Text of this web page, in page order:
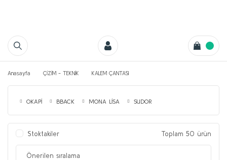
Anasayfa ÇİZİM - TEKNİK KALEM ÇANTASI
OKAPİ BBACK MONA LİSA SUDOR
Stoktakiler Toplam 50 ürün